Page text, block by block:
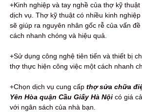
+Kinh nghiệp và tay nghề của thợ kỹ
dịch vụ. Thợ kỹ thuật có nhiều kinh
sẽ giúp ra nguyên nhân gốc rễ của vấn
cách nhanh chóng và hiệu quả.
+Sử dụng công nghệ tiên tiến và thiết bị
thợ thực hiện công việc một cách nhanh
+Chọn dịch vụ cung cấp thợ sửa chữa
Yên Hòa quận Cầu Giấy Hà Nội có giá
với ngân sách của nhà bạn.